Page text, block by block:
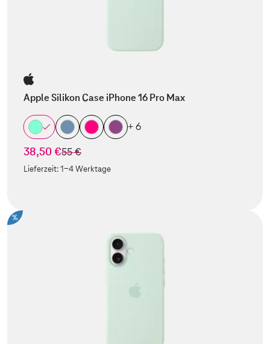
Apple Silikon Case iPhone 16 Pro Max
+ 6
38,50 €statt
55 €
Lieferzeit:1-4 Werktage
%